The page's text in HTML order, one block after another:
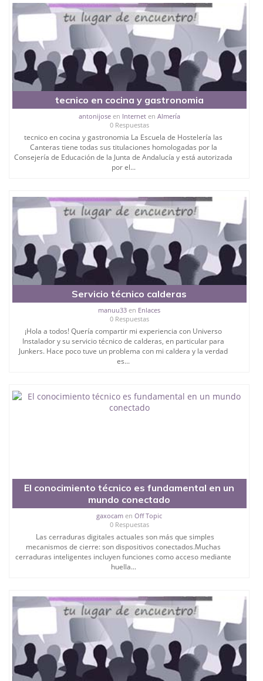
tecnico en cocina y gastronomia
antonijoseen Interneten Almería
0 Respuestas
tecnico en cocina y gastronomia La Escuela de Hostelería las
Canteras tiene todas sus titulaciones homologadas por la
Consejería de Educación de la Junta de Andalucía y está autorizada
por el...
Servicio técnico calderas
manuu33 en Enlaces
0 Respuestas
¡Hola a todos! Quería compartir mi experiencia con Universo
Instalador y su servicio técnico de calderas, en particular para
Junkers. Hace poco tuve un problema con mi caldera y la verdad
es...
El conocimiento técnico es fundamental en un
mundo conectado
gaxocam enOff Topic
0 Respuestas
Las cerraduras digitales actuales son más que simples
mecanismos de cierre: son dispositivos conectados.Muchas
cerraduras inteligentes incluyen funciones como acceso mediante
huella...